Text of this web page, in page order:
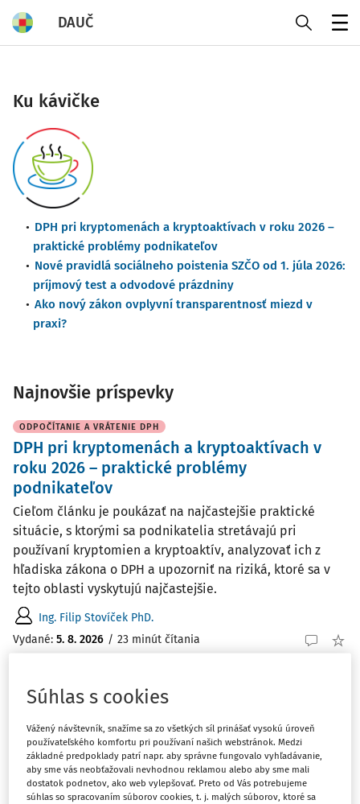
DAUČ
Ku kávičke
DPH pri kryptomenách a kryptoaktívach v roku 2026 –
praktické problémy podnikateľov
Nové pravidlá sociálneho poistenia SZČO od 1. júla 2026:
príjmový test a odvodové prázdniny
Ako nový zákon ovplyvní transparentnosť miezd v
praxi?
Najnovšie príspevky
ODPOČÍTANIE A VRÁTENIE DPH
DPH pri kryptomenách a kryptoaktívach v
roku 2026 – praktické problémy
podnikateľov
Cieľom článku je poukázať na najčastejšie praktické
situácie, s ktorými sa podnikatelia stretávajú pri
používaní kryptomien a kryptoaktív, analyzovať ich z
hľadiska zákona o DPH a upozorniť na riziká, ktoré sa v
tejto oblasti vyskytujú najčastejšie.
Ing. Filip Stovíček PhD.
Vydané: 5. 8. 2026 / 23 minút čítania
PRACOVNÉ PRÁVO, MZDY A PLATY
Rekreačný príspevok bol ako pracovnoprávny inštitút
zavedený v Zákonníku práce od 1.1.2019. Zamestnanec
môže využiť tento príspevok nielen na rekreáciu, ktorá je
spojená najmenej s dvoma prenocovaniami na území
Súhlas s cookies
Vážený návštevník, snažíme sa zo všetkých síl prinášať vysokú úroveň
používateľského komfortu pri používaní našich webstránok. Medzi
základné predpoklady patrí napr. aby správne fungovalo vyhľadávanie,
aby sme vás neobťažovali nevhodnou reklamou alebo aby sme mali
dostatok podnetov, ako web vylepšovať. Preto od Vás potrebujeme
súhlas so spracovaním súborov cookies, t. j. malých súborov, ktoré sa